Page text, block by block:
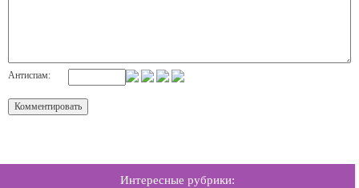
Антиспам:
Интересные рубрики: